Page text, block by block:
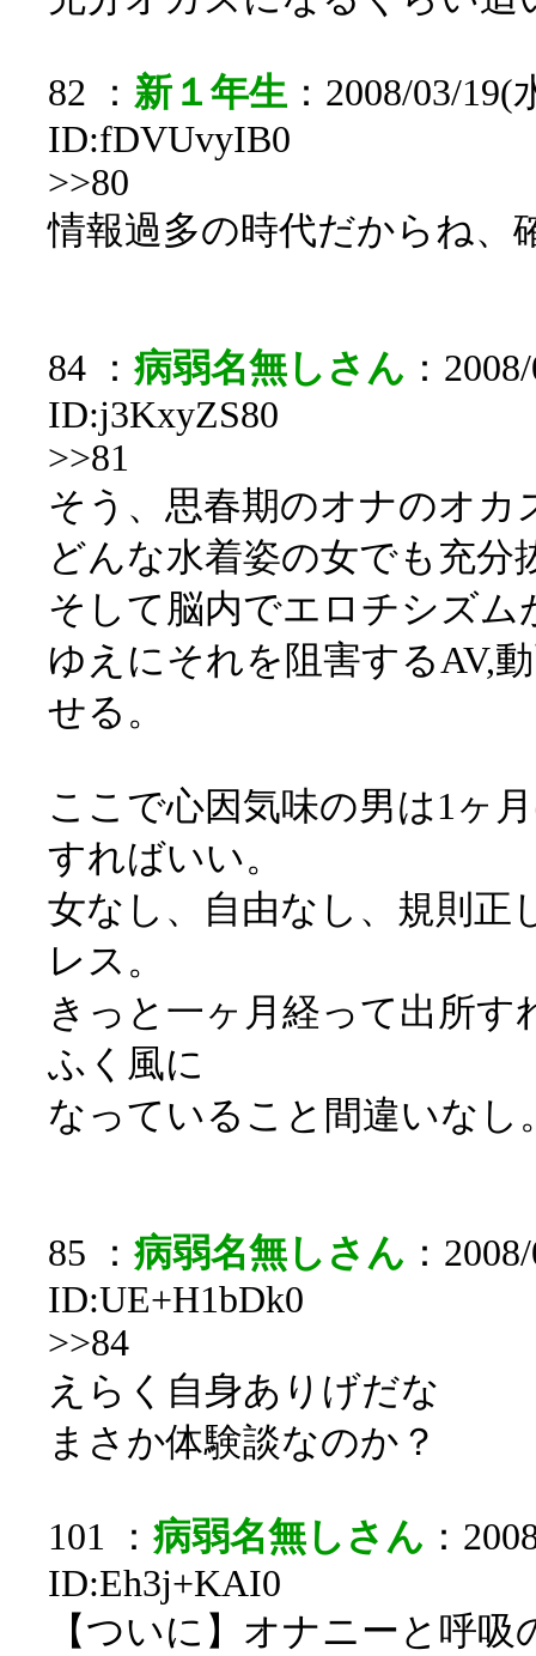
82 ： 新１年生 ：2008/03/19(
ID:fDVUvyIB0
>>80
情報過多の時代だからね、
84 ： 病弱名無しさん ：
ID:j3KxyZS80
>>81
そう、思春期のオナのオカ
どんな水着姿の女でも充分
そして脳内でエロチシズ
ゆえにそれを阻害するAV,
せる。
ここで心因気味の男は1ヶ
すればいい。
女なし、自由なし、規則正
レス。
きっと一ヶ月経って出所す
ふく風に
なっていること間違いなし
85 ： 病弱名無しさん ：
ID:UE+H1bDk0
>>84
えらく自身ありげだな
まさか体験談なのか？
101 ： 病弱名無しさん ：
ID:Eh3j+KAI0
【ついに】オナニーと呼吸